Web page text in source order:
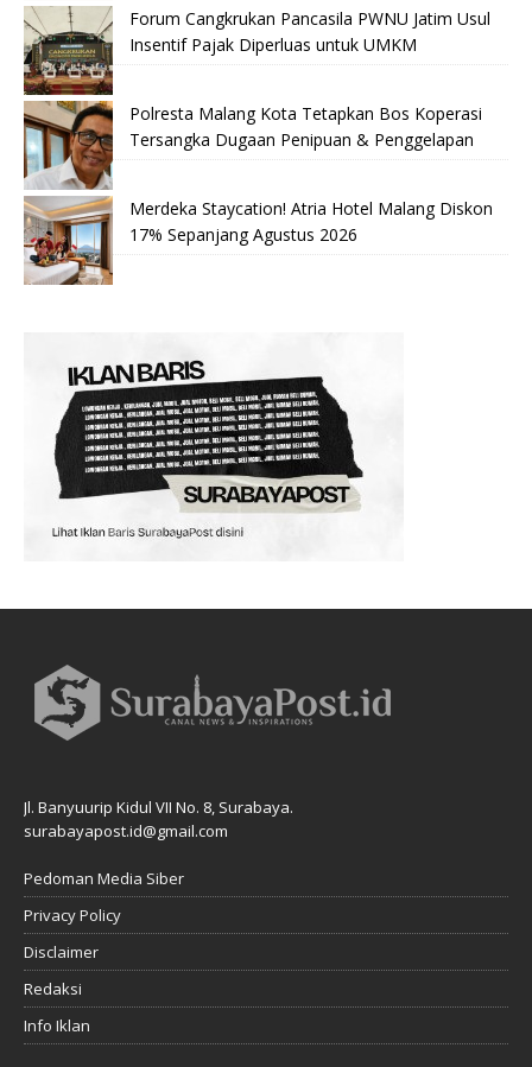
Forum Cangkrukan Pancasila PWNU Jatim Usul
Insentif Pajak Diperluas untuk UMKM
Polresta Malang Kota Tetapkan Bos Koperasi
Tersangka Dugaan Penipuan & Penggelapan
Merdeka Staycation! Atria Hotel Malang Diskon
17% Sepanjang Agustus 2026
Jl. Banyuurip Kidul VII No. 8, Surabaya.
surabayapost.id@gmail.com
Pedoman Media Siber
Privacy Policy
Disclaimer
Redaksi
Info Iklan